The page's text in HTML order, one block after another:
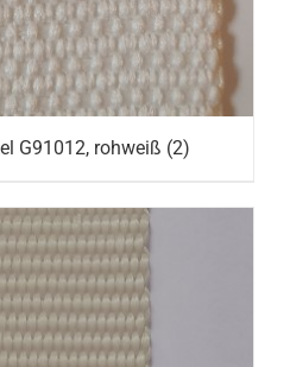
G91012, rohweiß (2)